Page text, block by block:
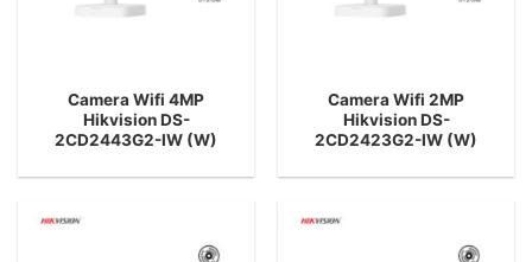
Camera Wifi 4MP
Hikvision DS-
2CD2443G2-IW (W)
Camera Wifi 2MP
Hikvision DS-
2CD2423G2-IW (W)